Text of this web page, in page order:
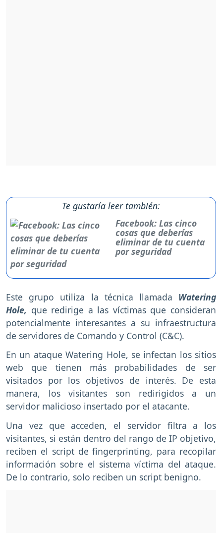
Te gustaría leer también:
Facebook: Las cinco
cosas que deberías
eliminar de tu cuenta
por seguridad
Este grupo utiliza la técnica llamada Watering
Hole, que redirige a las víctimas que consideran
potencialmente interesantes a su infraestructura
de servidores de Comando y Control (C&C).
En un ataque Watering Hole, se infectan los sitios
web que tienen más probabilidades de ser
visitados por los objetivos de interés. De esta
manera, los visitantes son redirigidos a un
servidor malicioso insertado por el atacante.
Una vez que acceden, el servidor filtra a los
visitantes, si están dentro del rango de IP objetivo,
reciben el script de fingerprinting, para recopilar
información sobre el sistema víctima del ataque.
De lo contrario, solo reciben un script benigno.